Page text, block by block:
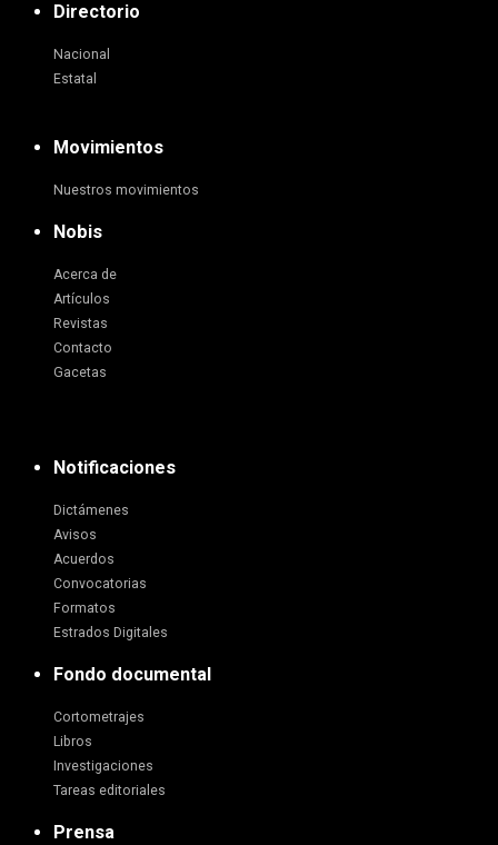
Directorio
Nacional
Estatal
Movimientos
Nuestros movimientos
Nobis
Acerca de
Artículos
Revistas
Contacto
Gacetas
Notificaciones
Dictámenes
Avisos
Acuerdos
Convocatorias
Formatos
Estrados Digitales
Fondo documental
Cortometrajes
Libros
Investigaciones
Tareas editoriales
Prensa